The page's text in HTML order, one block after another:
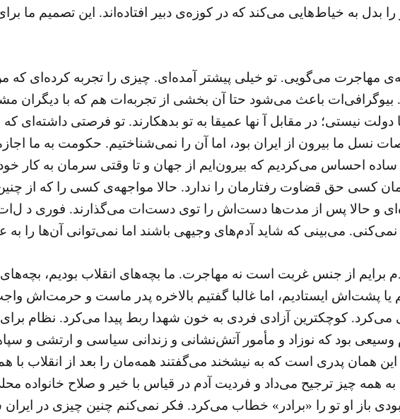
بدل به خیاط‌هایی می‌کند که در کوزه‌ی دبیر افتاده‌اند. این تصمیم ما
مهاجرت می‌گویی. تو خیلی پیشتر آمده‌ای. چیزی را تجربه‌ کرده‌ای که
بیوگرافی‌ات باعث می‌شود حتا آن بخشی از تجربه‌ات هم که با دیگران
نیستی؛ در مقابل آ نها عمیقا به تو بدهکارند. تو فرصتی داشته‌ای که
نسل ما بیرون از ایران بود، اما آن را نمی‌شناختیم. حکومت به ما
احساس می‌کردیم که بیرون‌ایم از جهان و تا وقتی سرمان به کار
کسی حق قضاوت رفتارمان را ندارد. حالا مواجهه‌ی کسی را که از
و حالا پس از مدت‌ها دست‌اش را توی دست‌ات می‌گذارند. فوری د ل‌ات
می‌بینی که شاید آدم‌های وجیهی باشند اما نمی‌توانی آن‌ها را
برایم از جنس غربت است نه مهاجرت. ما بچه‌های انقلاب بودیم،
یا پشت‌اش ایستادیم، اما غالبا گفتیم بالاخره پدر ماست و
می‌کرد. کوچکترین آزادی فردی به خون شهدا ربط پیدا می‌کرد. نظام
وسیعی بود که نوزاد و مأمور آتش‌نشانی و زندانی سیاسی و ارتشی و
پدری است که به نیشخند می‌گفتند همه‌مان را بعد از انقلاب با هم
به همه چیز ترجیح می‌داد و فردیت آدم در قیاس با خیر و صلاح خانواده
باز او تو را «برادر» خطاب می‌کرد. فکر نمی‌کنم چنین چیزی در